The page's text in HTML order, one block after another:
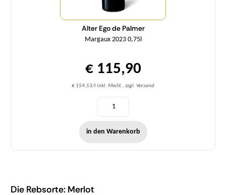
Alter Ego de Palmer
Margaux 2023 0,75l
€ 115,90
€ 154,53/l inkl. MwSt., zzgl. Versand
in den Warenkorb
Die Rebsorte: Merlot